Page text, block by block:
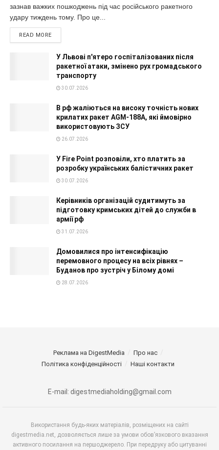
зазнав важких пошкоджень під час російського ракетного
удару тиждень тому. Про це...
READ MORE
У Львові п'ятеро госпіталізованих після
ракетної атаки, змінено рух громадського
транспорту
30.07.2026
В рф жаліються на високу точність нових
крилатих ракет AGM-188A, які ймовірно
використовують ЗСУ
26.07.2026
У Fire Point розповіли, хто платить за
розробку українських балістичних ракет
30.07.2026
Керівників організацій судитимуть за
підготовку кримських дітей до служби в
армії рф
31.07.2026
Домовилися про інтенсифікацію
перемовного процесу на всіх рівнях –
Буданов про зустріч у Білому домі
28.07.2026
Реклама на DigestMedia
Про нас
Політика конфіденційності
Наші контакти
E-mail: digestmediaholding@gmail.com
Використання будь-яких матеріалів, розміщених на сайті
digestmedia.net, дозволяється лише за умови обов’язкового вказання
активного посилання на першоджерело. При передруку або цитуванні